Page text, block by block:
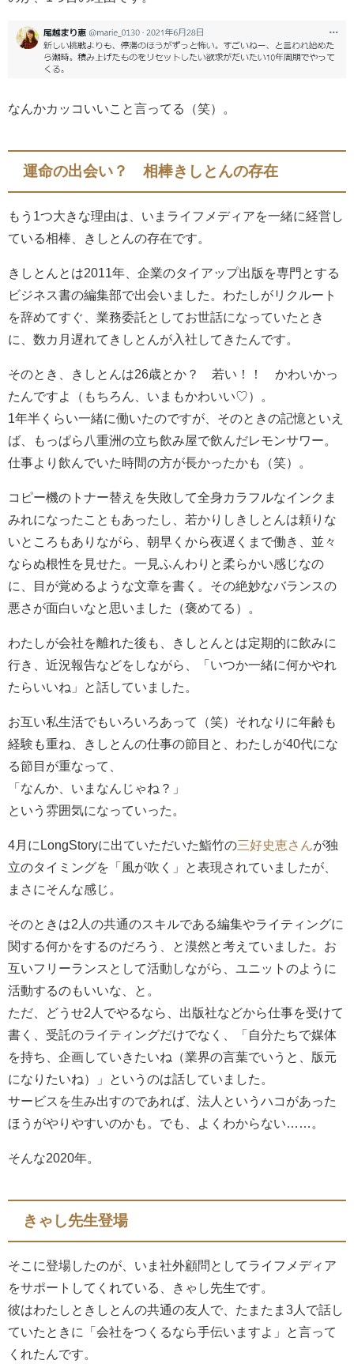
なんかカッコいいこと言ってる（笑）。
運命の出会い？ 相棒きしとんの存在
もう1つ大きな理由は、いまライフメディアを一緒に経営し
ている相棒、きしとんの存在です。
きしとんとは2011年、企業のタイアップ出版を専門とする
ビジネス書の編集部で出会いました。わたしがリクルート
を辞めてすぐ、業務委託としてお世話になっていたとき
に、数カ月遅れてきしとんが入社してきたんです。
そのとき、きしとんは26歳とか？ 若い！！ かわいかっ
たんですよ（もちろん、いまもかわいい♡）。
1年半くらい一緒に働いたのですが、そのときの記憶といえ
ば、もっぱら八重洲の立ち飲み屋で飲んだレモンサワー。
仕事より飲んでいた時間の方が長かったかも（笑）。
コピー機のトナー替えを失敗して全身カラフルなインクま
みれになったこともあったし、若かりしきしとんは頼りな
いところもありながら、朝早くから夜遅くまで働き、並々
ならぬ根性を見せた。一見ふんわりと柔らかい感じなの
に、目が覚めるような文章を書く。その絶妙なバランスの
悪さが面白いなと思いました（褒めてる）。
わたしが会社を離れた後も、きしとんとは定期的に飲みに
行き、近況報告などをしながら、「いつか一緒に何かやれ
たらいいね」と話していました。
お互い私生活でもいろいろあって（笑）それなりに年齢も
経験も重ね、きしとんの仕事の節目と、わたしが40代にな
る節目が重なって、
「なんか、いまなんじゃね？」
という雰囲気になっていった。
4月にLongStoryに出ていただいた鮨竹の三好史恵さん が独
立のタイミングを「風が吹く」と表現されていましたが、
まさにそんな感じ。
そのときは2人の共通のスキルである編集やライティングに
関する何かをするのだろう、と漠然と考えていました。お
互いフリーランスとして活動しながら、ユニットのように
活動するのもいいな、と。
ただ、どうせ2人でやるなら、出版社などから仕事を受けて
書く、受託のライティングだけでなく、「自分たちで媒体
を持ち、企画していきたいね（業界の言葉でいうと、版元
になりたいね）」というのは話していました。
サービスを生み出すのであれば、法人というハコがあった
ほうがやりやすいのかも。でも、よくわからない……。
そんな2020年。
きゃし先生登場
そこに登場したのが、いま社外顧問としてライフメディア
をサポートしてくれている、きゃし先生です。
彼はわたしときしとんの共通の友人で、たまたま3人で話し
ていたときに「会社をつくるなら手伝いますよ」と言って
くれたんです。